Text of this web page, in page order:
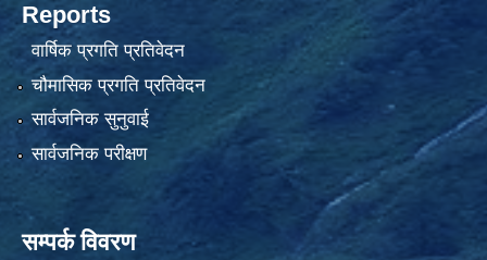
Reports
वार्षिक प्रगति प्रतिवेदन
चौमासिक प्रगति प्रतिवेदन
सार्वजनिक सुनुवाई
सार्वजनिक परीक्षण
सम्पर्क विवरण